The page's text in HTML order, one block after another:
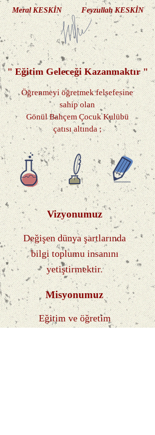
Meral KESKİN Feyzullah KESKİN
Değişen dünya şartlarında
bilgi toplumu insanını
yetiştirmektir.
Vizyonumuz
Eğitim ve öğretim
Misyonumuz
Öğrenmeyi öğretmek felsefesine
sahip olan
Gönül Bahçem Çocuk Kulübü
çatısı altında ;
" Eğitim Geleceği Kazanmaktır "